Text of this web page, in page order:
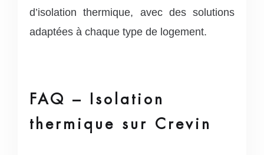
d’isolation thermique, avec des solutions
adaptées à chaque type de logement.
FAQ – Isolation
thermique sur Crevin